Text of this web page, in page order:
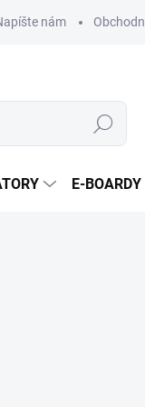
nám
Hľadať
E-BOARDY